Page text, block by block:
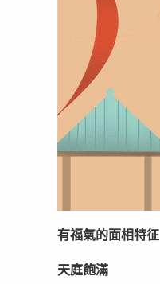
有福氣的面相特征
天庭飽滿